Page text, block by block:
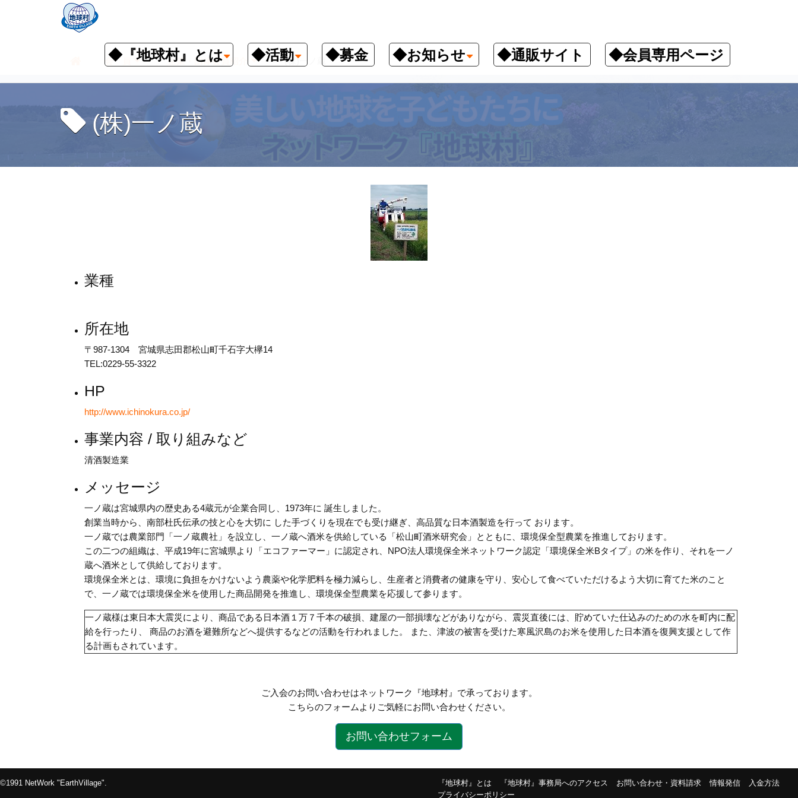
◆『地球村』とは ◆活動 ◆募金 ◆お知らせ ◆通販サイト ◆会員専用ページ
会 員 企業・団体会員紹介 (株)一ノ蔵
(株)一ノ蔵
業種
所在地
〒987-1304 宮城県志田郡松山町千石字大欅14
TEL:0229-55-3322
HP
http://www.ichinokura.co.jp/
事業内容 / 取り組みなど
清酒製造業
メッセージ
一ノ蔵は宮城県内の歴史ある4蔵元が企業合同し、1973年に 誕生しました。
創業当時から、南部杜氏伝承の技と心を大切に した手づくりを現在でも受け継ぎ、高品質な日本酒製造を行って おります。
一ノ蔵では農業部門「一ノ蔵農社」を設立し、一ノ蔵へ酒米を供給している「松山町酒米研究会」とともに、環境保全型農業を推進しております。
この二つの組織は、平成19年に宮城県より「エコファーマー」に認定され、NPO法人環境保全米ネットワーク認定「環境保全米Bタイプ」の米を作り、それを一ノ
蔵へ酒米として供給しております。
環境保全米とは、環境に負担をかけないよう農薬や化学肥料を極力減らし、生産者と消費者の健康を守り、安心して食べていただけるよう大切に育てた米のこと
で、一ノ蔵では環境保全米を使用した商品開発を推進し、環境保全型農業を応援して参ります。
一ノ蔵様は東日本大震災により、商品である日本酒１万７千本の破損、建屋の一部損壊などがありながら、震災直後には、貯めていた仕込みのための水を町内に配
給を行ったり、 商品のお酒を避難所などへ提供するなどの活動を行われました。 また、津波の被害を受けた寒風沢島のお米を使用した日本酒を復興支援として作
る計画もされています。
ご入会のお問い合わせはネットワーク『地球村』で承っております。
こちらのフォームよりご気軽にお問い合わせください。
お問い合わせフォーム
©1991 NetWork "EarthVillage". 『地球村』とは 『地球村』事務局へのアクセス お問い合わせ・資料請求 情報発信
入金方法
プライバシーポリシー